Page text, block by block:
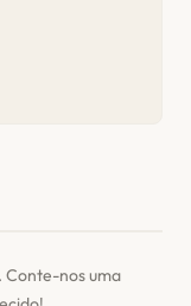
. Conte-nos uma